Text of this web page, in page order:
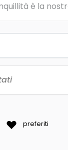
è la
preferiti